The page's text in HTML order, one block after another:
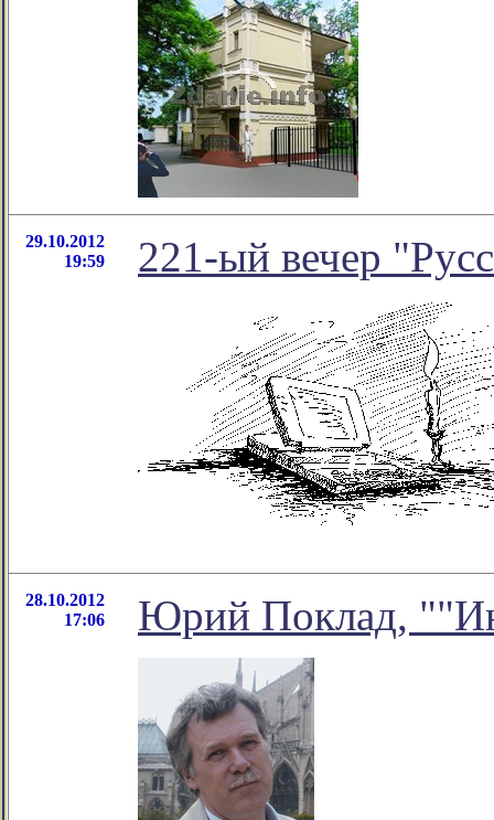
29.10.2012
19:59
221-ый вечер
28.10.2012
17:06
Юрий Поклад,